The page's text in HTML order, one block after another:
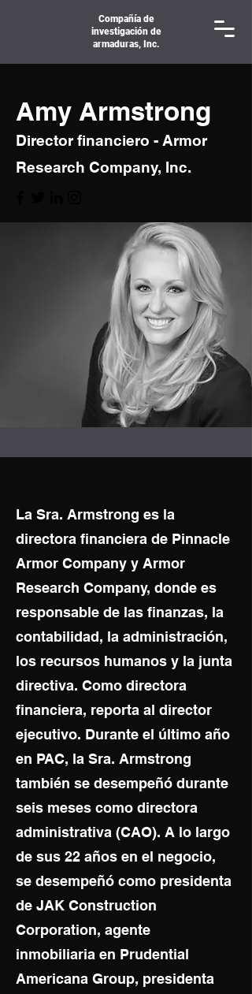
Compañía de
investigación de
armaduras, Inc.
Amy Armstrong
Director financiero - Armor
Research Company, Inc.
La Sra. Armstrong es la
directora financiera de Pinnacle
Armor Company y Armor
Research Company, donde es
responsable de las finanzas, la
contabilidad, la administración,
los recursos humanos y la junta
directiva. Como directora
financiera, reporta al director
ejecutivo. Durante el último año
en PAC, la Sra. Armstrong
también se desempeñó durante
seis meses como directora
administrativa (CAO). A lo largo
de sus 22 años en el negocio,
se desempeñó como presidenta
de JAK Construction
Corporation, agente
inmobiliaria en Prudential
Americana Group, presidenta